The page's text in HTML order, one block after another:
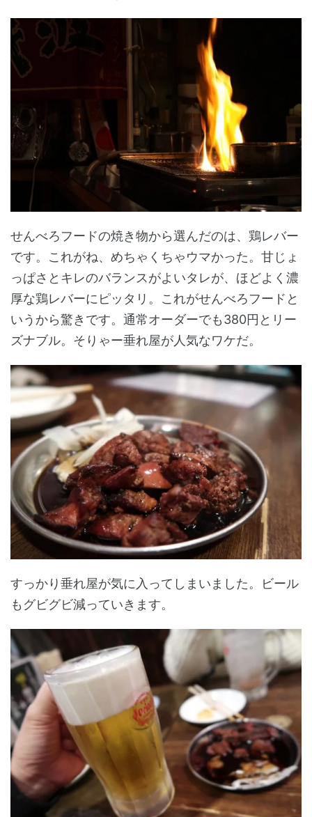
せんべろフードの焼き物から選んだのは、鶏レバー
です。これがね、めちゃくちゃウマかった。甘じょ
っぱさとキレのバランスがよいタレが、ほどよく濃
厚な鶏レバーにピッタリ。これがせんべろフードと
いうから驚きです。通常オーダーでも380円とリー
ズナブル。そりゃー垂れ屋が人気なワケだ。
すっかり垂れ屋が気に入ってしまいました。ビール
もグビグビ減っていきます。